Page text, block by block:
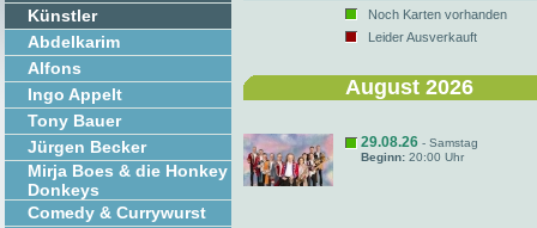
Künstler
Abdelkarim
Alfons
Ingo Appelt
Tony Bauer
Jürgen Becker
Mirja Boes & die Honkey
Donkeys
Comedy & Currywurst
Noch Karten vorhanden
Leider Ausverkauft
August 2026
29.08.26 - Samstag
Beginn: 20:00 Uhr